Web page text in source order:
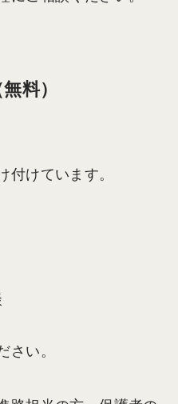
料）
付けています。
さい。